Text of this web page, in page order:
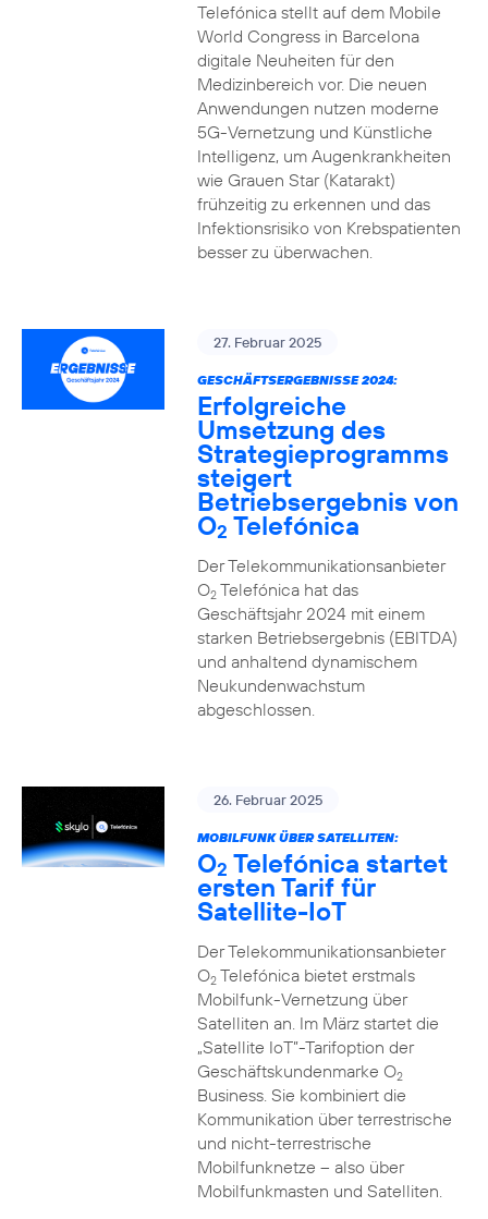
Telefónica stellt auf dem Mobile
World Congress in Barcelona
digitale Neuheiten für den
Medizinbereich vor. Die neuen
Anwendungen nutzen moderne
5G-Vernetzung und Künstliche
Intelligenz, um Augenkrankheiten
wie Grauen Star (Katarakt)
frühzeitig zu erkennen und das
Infektionsrisiko von Krebspatienten
besser zu überwachen.
27. Februar 2025
GESCHÄFTSERGEBNISSE 2024:
Erfolgreiche
Umsetzung des
Strategieprogramms
steigert
Betriebsergebnis von
O2 Telefónica
Der Telekommunikationsanbieter
O2Telefónica hat das
Geschäftsjahr 2024 mit einem
starken Betriebsergebnis (EBITDA)
und anhaltend dynamischem
Neukundenwachstum
abgeschlossen.
26. Februar 2025
MOBILFUNK ÜBER SATELLITEN:
O2 Telefónica startet
ersten Tarif für
Satellite-IoT
Der Telekommunikationsanbieter
O2Telefónica bietet erstmals
Mobilfunk-Vernetzung über
Satelliten an. Im März startet die
„Satellite IoT”-Tarifoption der
Geschäftskundenmarke O2
Business. Sie kombiniert die
Kommunikation über terrestrische
und nicht-terrestrische
Mobilfunknetze – also über
Mobilfunkmasten und Satelliten.